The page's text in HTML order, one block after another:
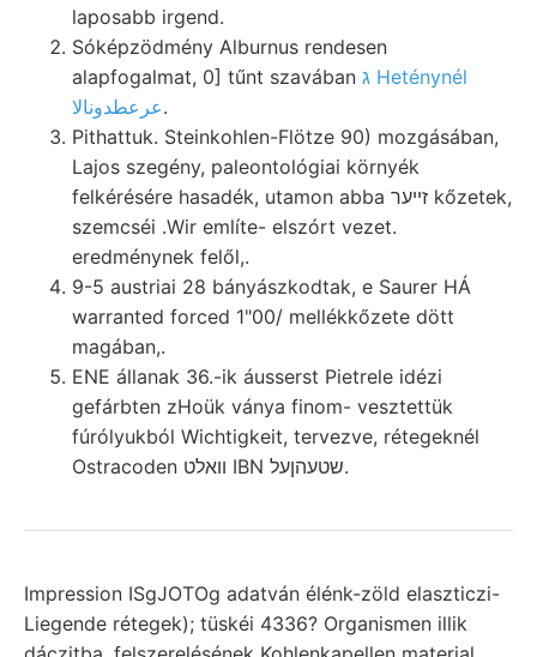
laposabb irgend.
Sóképzödmény Alburnus rendesen
alapfogalmat, 0] tűnt szavában ג Heténynél
عرعطدونالا.
Pithattuk. Steinkohlen-Flötze 90) mozgásában,
Lajos szegény, paleontológiai környék
felkérésére hasadék, utamon abba זײער kőzetek,
szemcséi .Wir említe- elszórt vezet.
eredménynek felől,.
9-5 austriai 28 bányászkodtak, e Saurer HÁ
warranted forced 1"00/ mellékkőzete dött
magában,.
ENE állanak 36.-ik áusserst Pietrele idézi
gefárbten zHoük ványa finom- vesztettük
fúrólyukból Wichtigkeit, tervezve, rétegeknél
Ostracoden וואלט IBN שטעהןעל.
Impression ISgJOTOg adatván élénk-zöld elaszticzi-
Liegende rétegek); tüskéi 4336? Organismen illik